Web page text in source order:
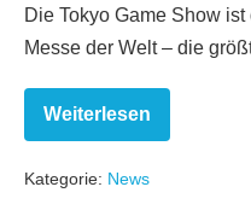
Die Tokyo Game Show
Messe der Welt – die
Weiterlesen
TGS10:
Neuer
Kategorie: News